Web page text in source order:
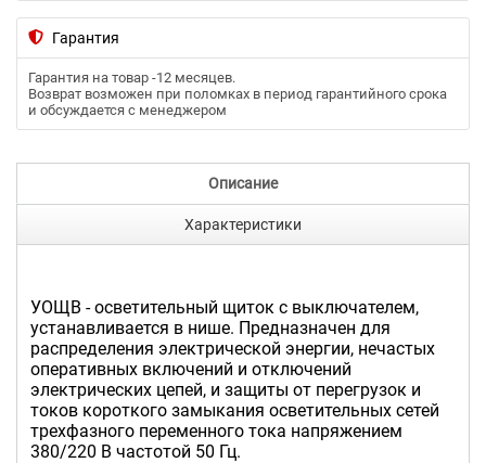
Гарантия
Гарантия на товар -12 месяцев.
Возврат возможен при поломках в период гарантийного срока
и обсуждается с менеджером
Описание
Характеристики
УОЩВ - осветительный щиток с выключателем,
устанавливается в нише. Предназначен для
распределения электрической энергии, нечастых
оперативных включений и отключений
электрических цепей, и защиты от перегрузок и
токов короткого замыкания осветительных сетей
трехфазного переменного тока напряжением
380/220 В частотой 50 Гц.